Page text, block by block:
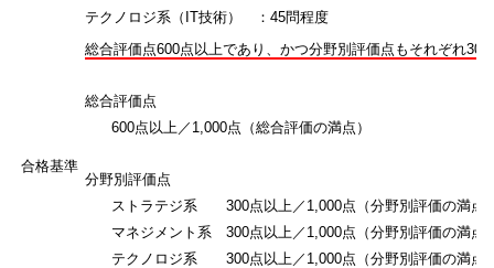
テクノロジ系（IT技術） ：45問程度
合格基準
総合評価点600点以上であり、かつ分野別評価点もそれぞれ
総合評価点
600点以上／1,000点（総合評価の満点）
分野別評価点
ストラテジ系 300点以上／1,000点（分野別評価の満点
マネジメント系 300点以上／1,000点（分野別評価の満点
テクノロジ系 300点以上／1,000点（分野別評価の満点